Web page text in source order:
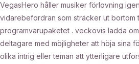
VegasHero håller musiker förlovning
vidarebefordran som sträcker ut bortom
programvarupaketet . veckovis ladda
deltagare med möjligheter att höja sina
olika intrig eller teman att ytterligare